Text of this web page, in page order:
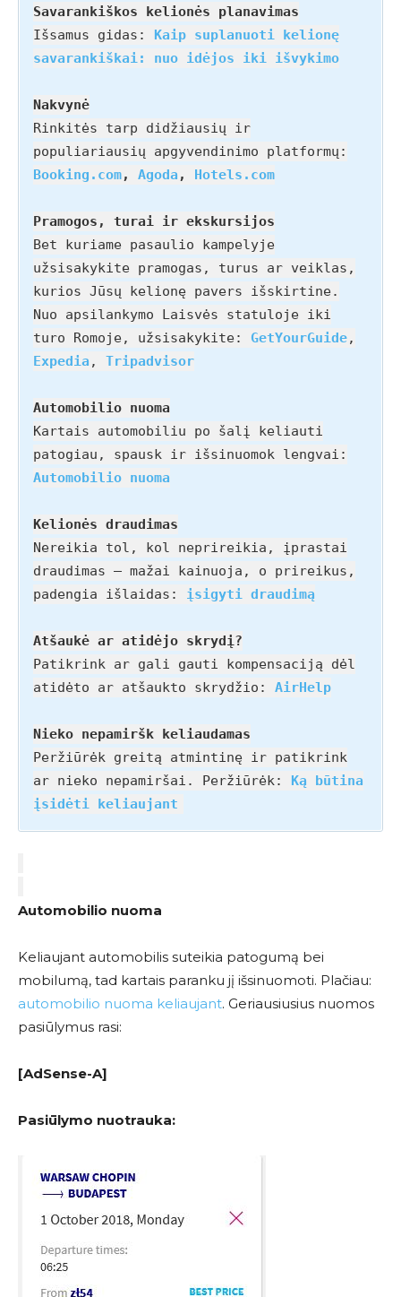
Savarankiškos kelionės planavimas
Išsamus gidas: Kaip suplanuoti kelionę
savarankiškai: nuo idėjos iki išvykimo
Nakvynė
Rinkitės tarp didžiausių ir
populiariausių apgyvendinimo platformų:
Booking.com, Agoda , Hotels.com
Pramogos, turai ir ekskursijos
Bet kuriame pasaulio kampelyje
užsisakykite pramogas, turus ar veiklas,
kurios Jūsų kelionę pavers išskirtine.
Nuo apsilankymo Laisvės statuloje iki
turo Romoje, užsisakykite: GetYourGuide,
Expedia , Tripadvisor
Automobilio nuoma
Kartais automobiliu po šalį keliauti
patogiau, spausk ir išsinuomok lengvai:
Automobilio nuoma
Kelionės draudimas
Nereikia tol, kol neprireikia, įprastai
draudimas – mažai kainuoja, o prireikus,
padengia išlaidas: įsigyti draudimą
Atšaukė ar atidėjo skrydį?
Patikrink ar gali gauti kompensaciją dėl
atidėto ar atšaukto skrydžio: AirHelp
Nieko nepamiršk keliaudamas
Peržiūrėk greitą atmintinę ir patikrink
ar nieko nepamiršai. Peržiūrėk: Ką būtina
įsidėti keliaujant
Automobilio nuoma
Keliaujant automobilis suteikia patogumą bei
mobilumą, tad kartais paranku jį išsinuomoti. Plačiau:
automobilio nuoma keliaujant. Geriausiusius nuomos
pasiūlymus rasi:
[AdSense-A]
Pasiūlymo nuotrauka: